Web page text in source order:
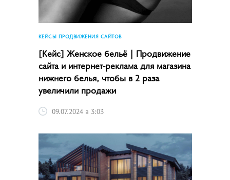
КЕЙСЫ ПРОДВИЖЕНИЯ САЙТОВ
[Кейс] Женское бельё | Продвижение
сайта и интернет-реклама для магазина
нижнего белья, чтобы в 2 раза
увеличили продажи
09.07.2024 в 3:03